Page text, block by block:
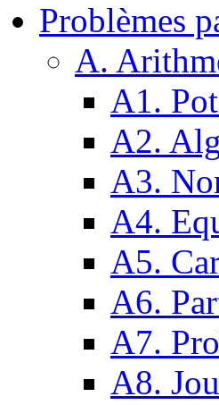
Problèmes
A.
A1.
A2.
A3.
A4.
A5.
A6.
A7.
A8.